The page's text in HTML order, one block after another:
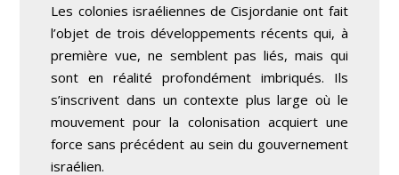
Les colonies israéliennes de Cisjordanie ont fait
l’objet de trois développements récents qui, à
première vue, ne semblent pas liés, mais qui
sont en réalité profondément imbriqués. Ils
s’inscrivent dans un contexte plus large où le
mouvement pour la colonisation acquiert une
force sans précédent au sein du gouvernement
israélien.